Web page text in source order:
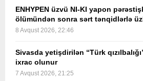
ENHYPEN üzvü NI-KI yapon
ölümündən sonra sərt tənqidlərlə
8 Avqust 2026, 22:46
Sivasda yetişdirilən “Türk
ixrac olunur
7 Avqust 2026, 21:25